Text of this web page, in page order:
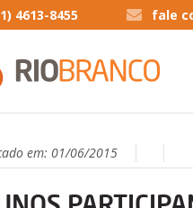
4613-8455 fale
em: 01/06/2015